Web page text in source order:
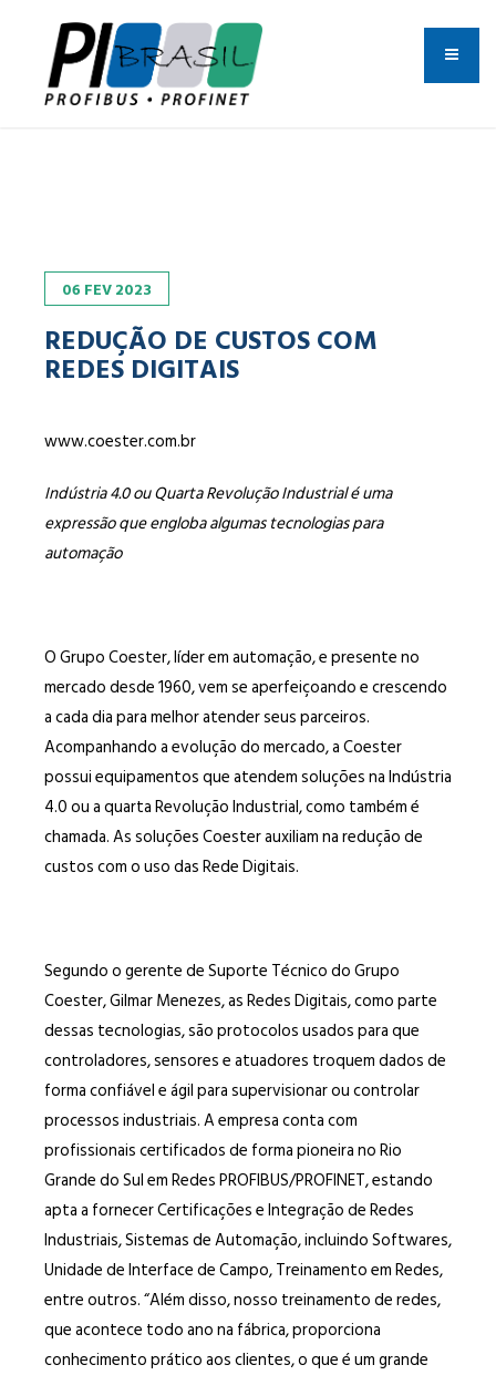
06 FEV2023
REDUÇÃO DE CUSTOS COM
REDES DIGITAIS
www.coester.com.br
Indústria 4.0 ou Quarta Revolução Industrial é uma
expressão que engloba algumas tecnologias para
automação
O Grupo Coester, líder em automação, e presente no
mercado desde 1960, vem se aperfeiçoando e crescendo
a cada dia para melhor atender seus parceiros.
Acompanhando a evolução do mercado, a Coester
possui equipamentos que atendem soluções na Indústria
4.0 ou a quarta Revolução Industrial, como também é
chamada. As soluções Coester auxiliam na redução de
custos com o uso das Rede Digitais.
Segundo o gerente de Suporte Técnico do Grupo
Coester, Gilmar Menezes, as Redes Digitais, como parte
dessas tecnologias, são protocolos usados para que
controladores, sensores e atuadores troquem dados de
forma confiável e ágil para supervisionar ou controlar
processos industriais. A empresa conta com
profissionais certificados de forma pioneira no Rio
Grande do Sul em Redes PROFIBUS/PROFINET, estando
apta a fornecer Certificações e Integração de Redes
Industriais, Sistemas de Automação, incluindo Softwares,
Unidade de Interface de Campo, Treinamento em Redes,
entre outros. “Além disso, nosso treinamento de redes,
que acontece todo ano na fábrica, proporciona
conhecimento prático aos clientes, o que é um grande